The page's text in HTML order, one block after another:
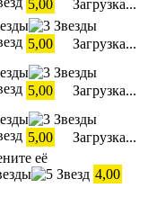
5,00
Загрузка...
5,00
Загрузка...
5,00 Загрузка...
5,00
Загрузка...
её
4,00